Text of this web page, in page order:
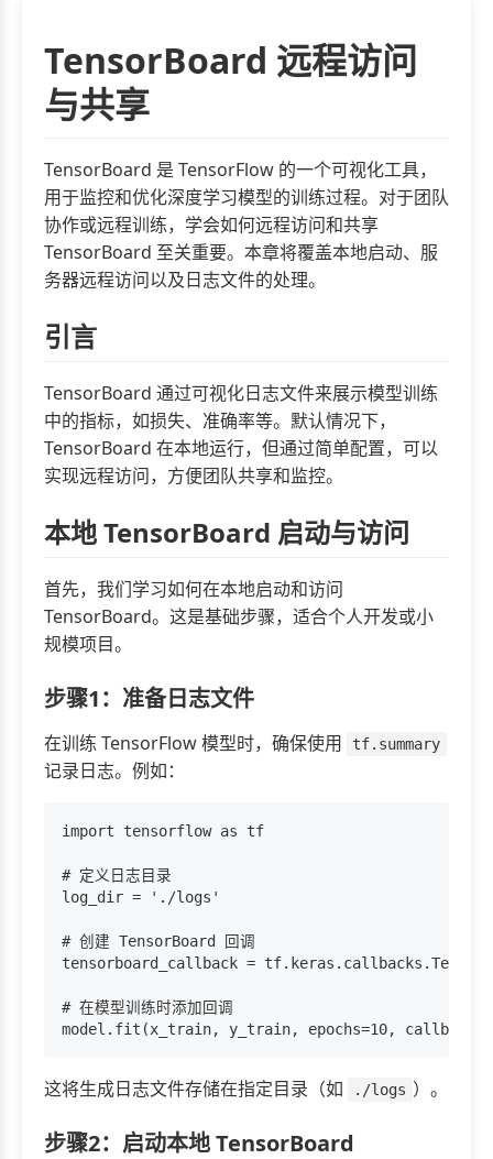
TensorBoard 远程访问
与共享
TensorBoard 是 TensorFlow 的一个可视化工具，
用于监控和优化深度学习模型的训练过程。对于团队
协作或远程训练，学会如何远程访问和共享
TensorBoard 至关重要。本章将覆盖本地启动、服
务器远程访问以及日志文件的处理。
引言
TensorBoard 通过可视化日志文件来展示模型训练
中的指标，如损失、准确率等。默认情况下，
TensorBoard 在本地运行，但通过简单配置，可以
实现远程访问，方便团队共享和监控。
本地 TensorBoard 启动与访问
首先，我们学习如何在本地启动和访问
TensorBoard。这是基础步骤，适合个人开发或小
规模项目。
步骤1：准备日志文件
在训练 TensorFlow 模型时，确保使用 tf.summary
记录日志。例如：
import tensorflow as tf
# 定义日志目录
log_dir = './logs'
# 创建 TensorBoard 回调
tensorboard_callback =
# 在模型训练时添加回调
这将生成日志文件存储在指定目录（如 ./logs ）。
步骤2：启动本地 TensorBoard